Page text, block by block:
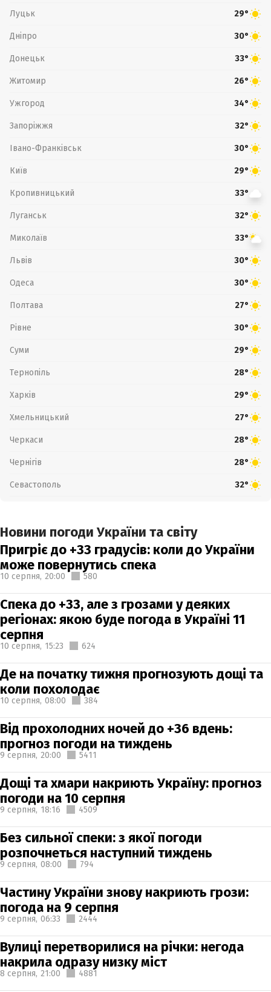
Луцьк 29°
Дніпро 30°
Донецьк 33°
Житомир 26°
Ужгород 34°
Запоріжжя 32°
Івано-Франківськ 30°
Київ 29°
Кропивницький 33°
Луганськ 32°
Миколаїв 33°
Львів 30°
Одеса 30°
Полтава 27°
Рівне 30°
Суми 29°
Тернопіль 28°
Харків 29°
Хмельницький 27°
Черкаси 28°
Чернігів 28°
Севастополь 32°
Новини погоди України та світу
Пригріє до +33 градусів: коли до України
може повернутись спека
10 серпня, 20:00 580
Спека до +33, але з грозами у деяких
регіонах: якою буде погода в Україні 11
серпня
10 серпня, 15:23 624
Де на початку тижня прогнозують дощі та
коли похолодає
10 серпня, 08:00 384
Від прохолодних ночей до +36 вдень:
прогноз погоди на тиждень
9 серпня, 20:00 5411
Дощі та хмари накриють Україну: прогноз
погоди на 10 серпня
9 серпня, 18:16 4509
Без сильної спеки: з якої погоди
розпочнеться наступний тиждень
9 серпня, 08:00 794
Частину України знову накриють грози:
погода на 9 серпня
9 серпня, 06:33 2444
Вулиці перетворилися на річки: негода
накрила одразу низку міст
8 серпня, 21:00 4881